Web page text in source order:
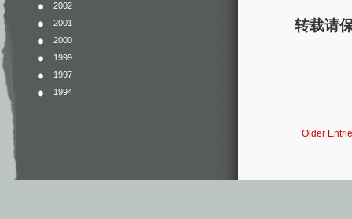
2002
2001
2000
1999
1997
1994
转载请
Older